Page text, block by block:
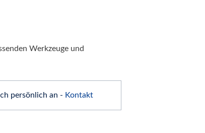
Werkzeuge und
persönlich an - Kontakt